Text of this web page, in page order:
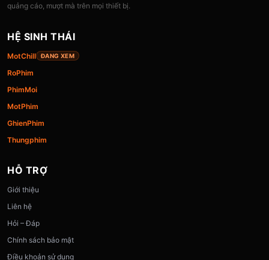
quảng cáo, mượt mà trên mọi thiết bị.
HỆ SINH THÁI
MotChill ĐANG XEM
RoPhim
PhimMoi
MotPhim
GhienPhim
Thungphim
HỖ TRỢ
Giới thiệu
Liên hệ
Hỏi – Đáp
Chính sách bảo mật
Điều khoản sử dụng